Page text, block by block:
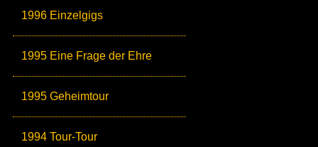
1996 Einzelgigs
1995 Eine Frage der Ehre
1995 Geheimtour
1994 Tour-Tour